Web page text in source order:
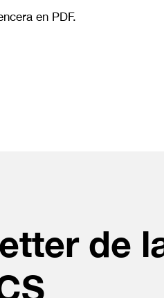
en PDF.
de